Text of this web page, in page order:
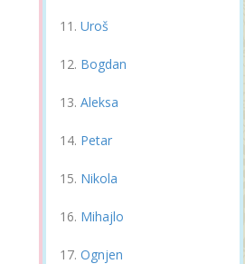
Uroš
Bogdan
Aleksa
Petar
Nikola
Mihajlo
Ognjen